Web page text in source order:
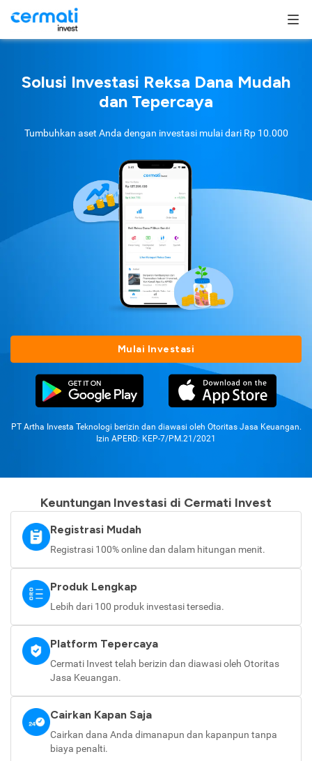
Solusi Investasi Reksa Dana Mudah
dan Tepercaya
Tumbuhkan aset Anda dengan investasi mulai dari Rp 10.000
Mulai Investasi
PT Artha Investa Teknologi berizin dan diawasi oleh Otoritas Jasa Keuangan.
Izin APERD: KEP-7/PM.21/2021
Keuntungan Investasi di Cermati Invest
Registrasi Mudah
Registrasi 100% online dan dalam hitungan menit.
Produk Lengkap
Lebih dari 100 produk investasi tersedia.
Platform Tepercaya
Cermati Invest telah berizin dan diawasi oleh Otoritas
Jasa Keuangan.
Cairkan Kapan Saja
Cairkan dana Anda dimanapun dan kapanpun tanpa
biaya penalti.